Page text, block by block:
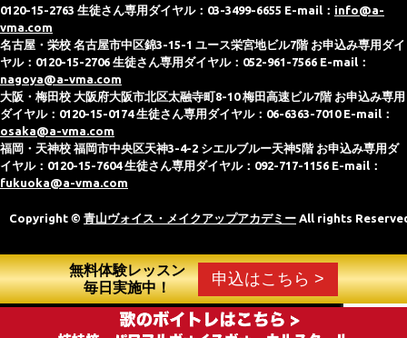
無料体験レッスン
毎日実施中！
申込はこちら >
0120-15-2763 生徒さん専用ダイヤル：03-3499-6655 E-mail： info@a-
vma.com
名古屋・栄校 名古屋市中区錦3-15-1 ユース栄宮地ビル7階 お申込み専用ダイ
ヤル：0120-15-2706 生徒さん専用ダイヤル：052-961-7566 E-mail：
nagoya@a-vma.com
大阪・梅田校 大阪府大阪市北区太融寺町8-10 梅田高速ビル7階 お申込み専用
ダイヤル：0120-15-0174 生徒さん専用ダイヤル：06-6363-7010 E-mail：
osaka@a-vma.com
福岡・天神校 福岡市中央区天神3-4-2 シエルブルー天神5階 お申込み専用ダ
イヤル：0120-15-7604 生徒さん専用ダイヤル：092-717-1156 E-mail：
fukuoka@a-vma.com
Copyright © 青山ヴォイス・メイクアップアカデミー All rights